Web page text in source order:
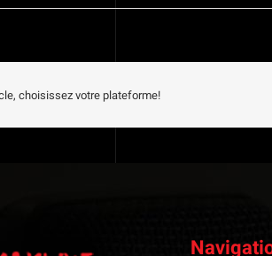
choisissez votre plateforme!